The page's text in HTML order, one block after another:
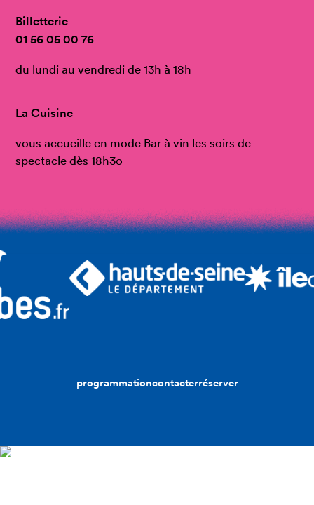
Billetterie
01 56 05 00 76
du lundi au vendredi de 13h à 18h
La Cuisine
vous accueille en mode Bar à vin les soirs de
spectacle dès 18h3o
programmationcontacterréserver